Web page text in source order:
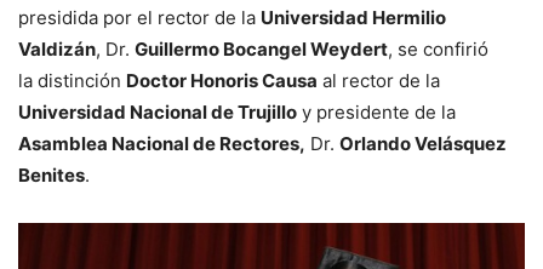
presidida por el rector de la Universidad Hermilio
Valdizán, Dr. Guillermo Bocangel Weydert, se confirió
la distinción Doctor Honoris Causa al rector de la
Universidad Nacional de Trujillo y presidente de la
Asamblea Nacional de Rectores, Dr. Orlando Velásquez
Benites.